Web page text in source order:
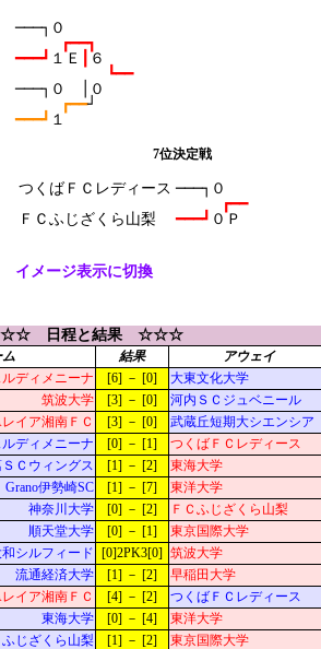
───┐０
┏━━┓
━━━┛ １Ｅ
６
┗━━
───┐０　│０
┏━━┘
━━━┛ １
7位決定戦
つくばＦＣレディース ───┐０
┏━━
━━━┛
イメージ表示に切換
日程と結果 ☆☆☆
結果 アウェイ
ディメニーナ [6] － [0] 大東文化大学
筑波大学 [3] － [0] 河内ＳＣジュベニール
イア湘南ＦＣ [3] － [0] 武蔵丘短期大シエンシア
ディメニーナ [0] － [1] つくばＦＣレディース
Ｃウィングス [1] － [2] 東海大学
Grano伊勢崎SC [1] － [7] 東洋大学
神奈川大学 [0] － [2] ＦＣふじざくら山梨
順天堂大学 [0] － [1] 東京国際大学
和シルフィード [0]2PK3[0] 筑波大学
流通経済大学 [1] － [2] 早稲田大学
イア湘南ＦＣ [4] － [2] つくばＦＣレディース
東海大学 [0] － [4] 東洋大学
ふじざくら山梨 [1] － [2] 東京国際大学